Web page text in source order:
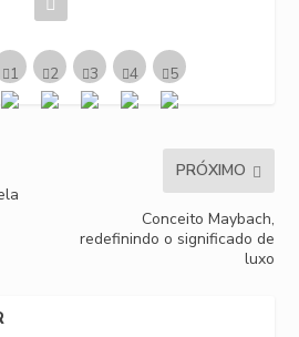
PRÓXIMO
Conceito Maybach,
redefinindo o significado de
luxo